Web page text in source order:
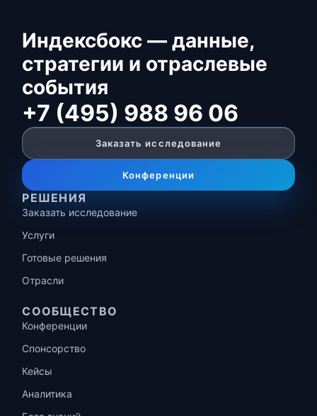
Индексбокс — данные,
стратегии и отраслевые
события
+7 (495) 988 96 06
Заказать исследование
Конференции
РЕШЕНИЯ
Заказать исследование
Услуги
Готовые решения
Отрасли
СООБЩЕСТВО
Конференции
Спонсорство
Кейсы
Аналитика